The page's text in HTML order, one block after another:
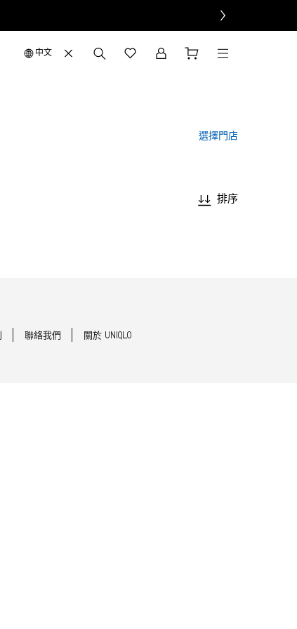
中文
選擇門店
排序
聯絡我們 關於 UNIQLO